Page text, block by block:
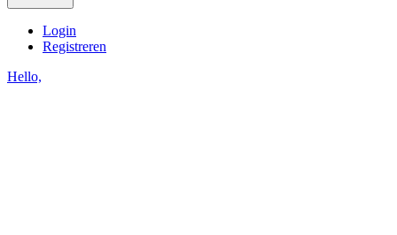
Login
Registreren
Hello,